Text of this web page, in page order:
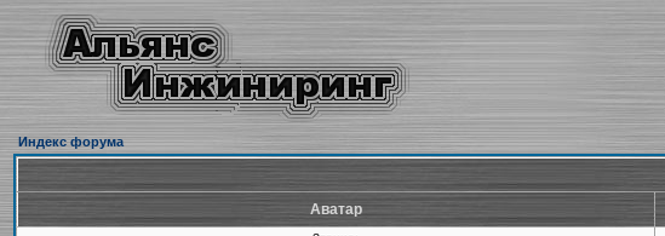
Индекс форума
Аватар